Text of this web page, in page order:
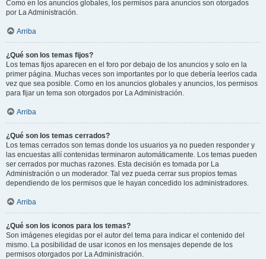
Como en los anuncios globales, los permisos para anuncios son otorgados
por La Administración.
Arriba
¿Qué son los temas fijos?
Los temas fijos aparecen en el foro por debajo de los anuncios y solo en la
primer página. Muchas veces son importantes por lo que debería leerlos cada
vez que sea posible. Como en los anuncios globales y anuncios, los permisos
para fijar un tema son otorgados por La Administración.
Arriba
¿Qué son los temas cerrados?
Los temas cerrados son temas donde los usuarios ya no pueden responder y
las encuestas allí contenidas terminaron automáticamente. Los temas pueden
ser cerrados por muchas razones. Esta decisión es tomada por La
Administración o un moderador. Tal vez pueda cerrar sus propios temas
dependiendo de los permisos que le hayan concedido los administradores.
Arriba
¿Qué son los iconos para los temas?
Son imágenes elegidas por el autor del tema para indicar el contenido del
mismo. La posibilidad de usar iconos en los mensajes depende de los
permisos otorgados por La Administración.